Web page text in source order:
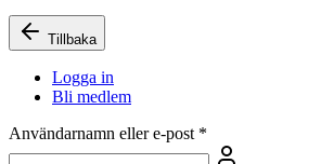
Tillbaka
Logga in
Bli medlem
Användarnamn eller e-post *